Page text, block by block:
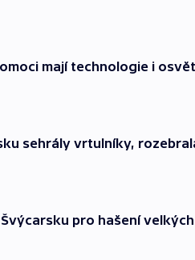
mají technologie i
sehrály vrtulníky,
pro hašení